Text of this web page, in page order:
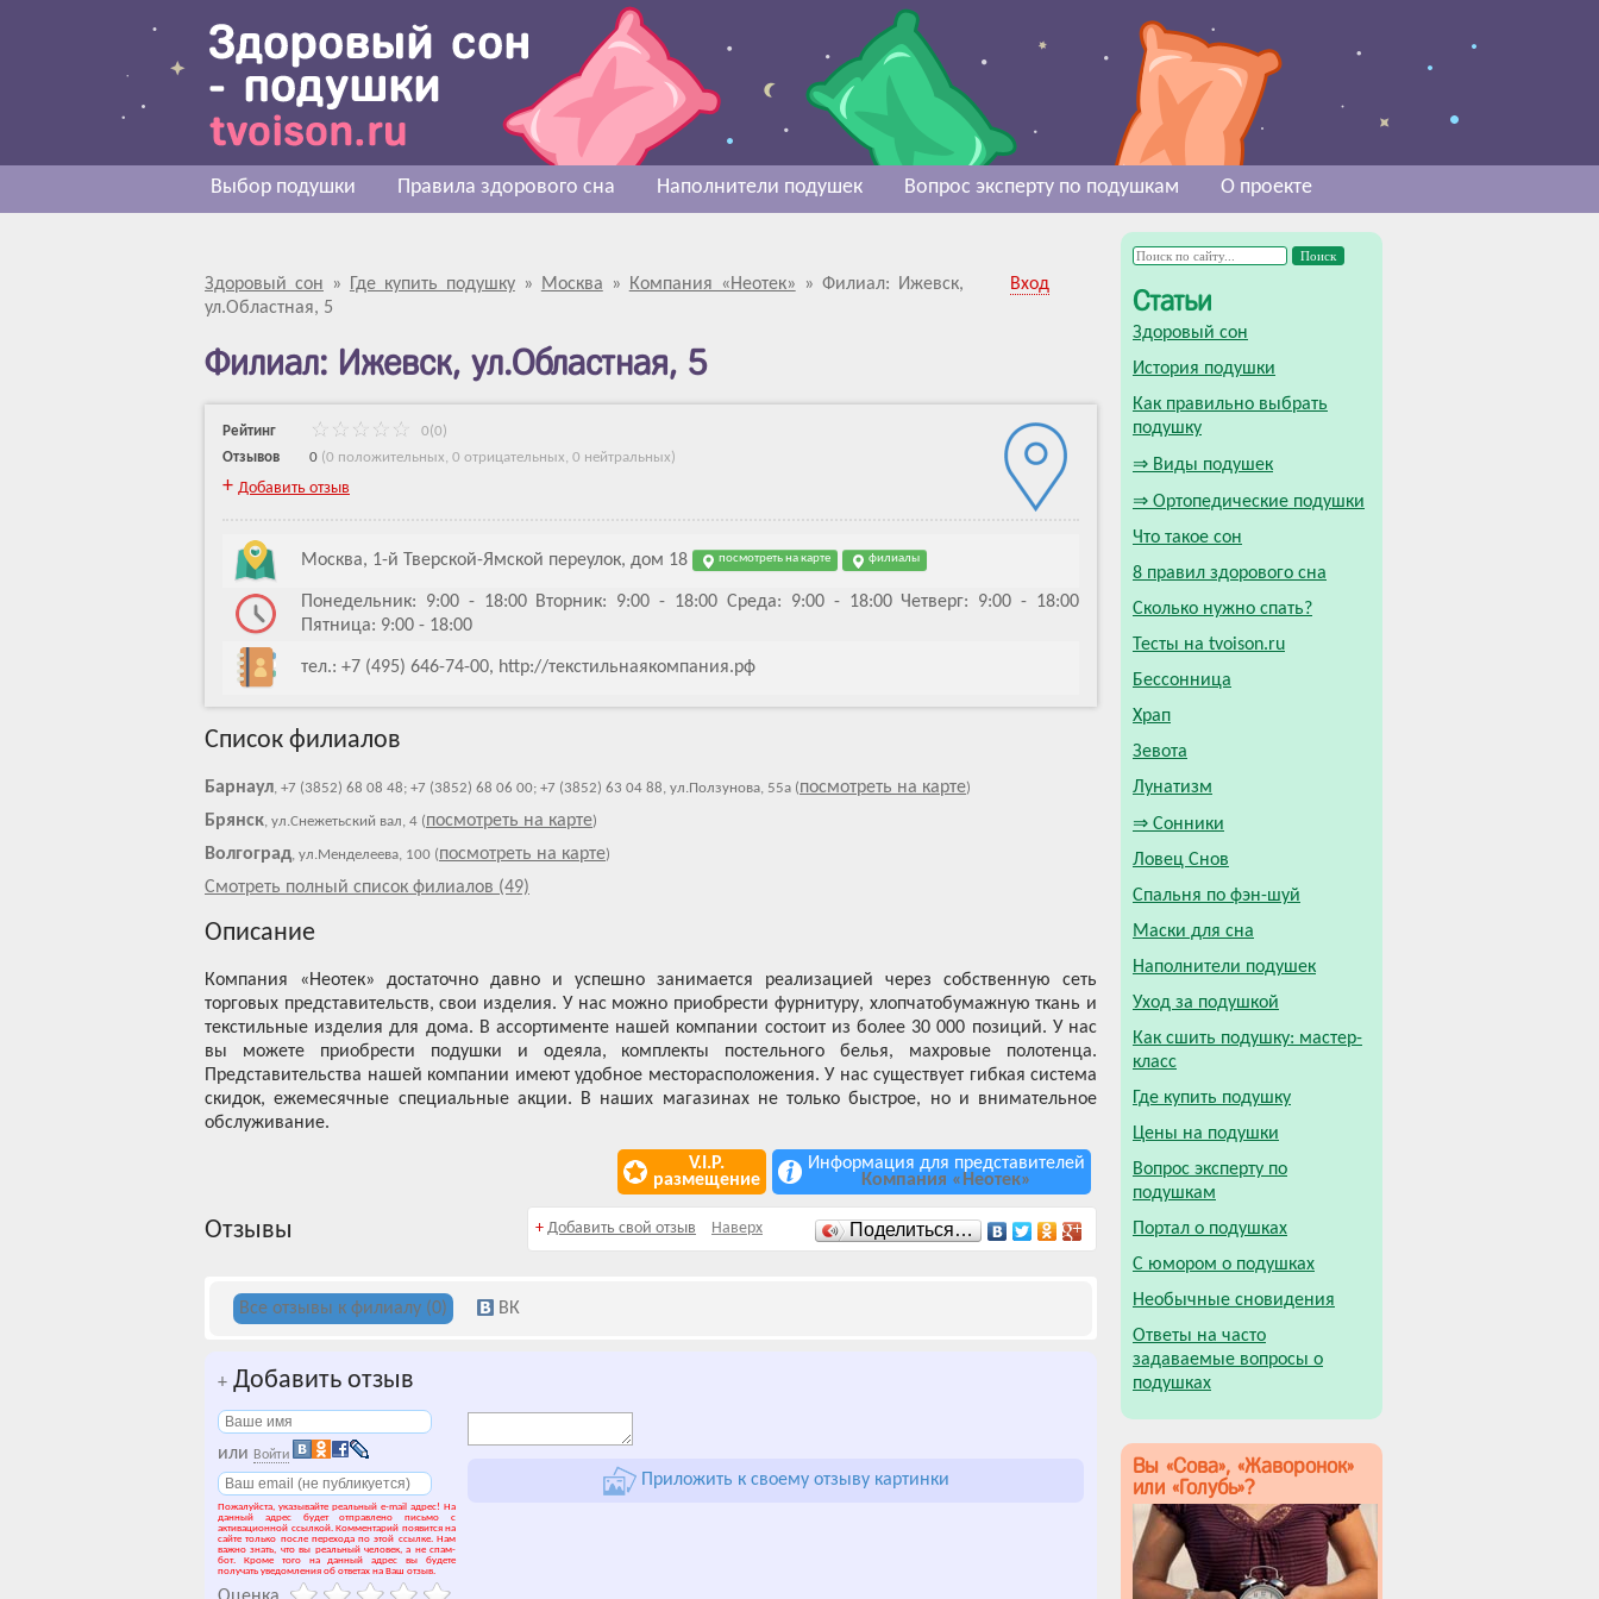
Выбор подушки Правила здорового сна Наполнители подушек Вопрос эксперту по подушкам О проекте
Здоровый сон » Где купить подушку» Москва » Компания «Неотек» » Филиал: Ижевск,
ул.Областная, 5
Вход
Филиал: Ижевск, ул.Областная, 5
Рейтинг
0(0)
Отзывов
0 (0 положительных, 0 отрицательных, 0 нейтральных)
+ Добавить отзыв
Москва, 1-й Тверской-Ямской переулок, дом 18 посмотреть на карте филиалы
Понедельник: 9:00 - 18:00 Вторник: 9:00 - 18:00 Среда: 9:00 - 18:00 Четверг: 9:00 - 18:00
Пятница: 9:00 - 18:00
тел.: +7 (495) 646-74-00, http://текстильнаякомпания.рф
Список филиалов
Барнаул, +7 (3852) 68 08 48; +7 (3852) 68 06 00; +7 (3852) 63 04 88, ул.Ползунова, 55а (посмотреть на карте)
Брянск, ул.Снежетьский вал, 4 (посмотреть на карте)
Волгоград, ул.Менделеева, 100 (посмотреть на карте)
Смотреть полный список филиалов (49)
Описание
Компания «Неотек» достаточно давно и успешно занимается реализацией через собственную сеть
торговых представительств, свои изделия. У нас можно приобрести фурнитуру, хлопчатобумажную ткань и
текстильные изделия для дома. В ассортименте нашей компании состоит из более 30 000 позиций. У нас
вы можете приобрести подушки и одеяла, комплекты постельного белья, махровые полотенца.
Представительства нашей компании имеют удобное месторасположения. У нас существует гибкая система
скидок, ежемесячные специальные акции. В наших магазинах не только быстрое, но и внимательное
обслуживание.
V.I.P.
размещение
Информация для представителей
Компания «Неотек»
Отзывы + Добавить свой отзыв Наверх Поделиться…
Все отзывы к филиалу (0) ВК
+ Добавить отзыв
или Войти
Пожалуйста, указывайте реальный e-mail адрес! На
данный адрес будет отправлено письмо с
активационной ссылкой. Комментарий появится на
сайте только после перехода по этой ссылке. Нам
важно знать, что вы реальный человек, а не спам-
бот. Кроме того на данный адрес вы будете
получать уведомления об ответах на Ваш отзыв.
Приложить к своему отзыву картинки
Статьи
Здоровый сон
История подушки
Как правильно выбрать
подушку
⇒ Виды подушек
⇒ Ортопедические подушки
Что такое сон
8 правил здорового сна
Сколько нужно спать?
Тесты на tvoison.ru
Бессонница
Храп
Зевота
Лунатизм
⇒ Сонники
Ловец Снов
Спальня по фэн-шуй
Маски для сна
Наполнители подушек
Уход за подушкой
Как сшить подушку: мастер-
класс
Где купить подушку
Цены на подушки
Вопрос эксперту по
подушкам
Портал о подушках
С юмором о подушках
Необычные сновидения
Ответы на часто
задаваемые вопросы о
подушках
Вы «Сова», «Жаворонок»
или «Голубь»?